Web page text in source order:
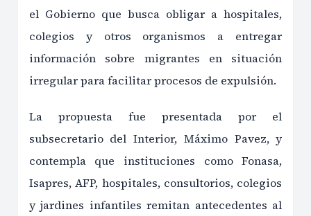
el Gobierno que busca obligar a hospitales,
colegios y otros organismos a entregar
información sobre migrantes en situación
irregular para facilitar procesos de expulsión.
La propuesta fue presentada por el
subsecretario del Interior, Máximo Pavez, y
contempla que instituciones como Fonasa,
Isapres, AFP, hospitales, consultorios, colegios
y jardines infantiles remitan antecedentes al